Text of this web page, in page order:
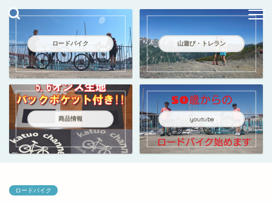
ロードバイク 山遊び・トレラン
商品情報 youtube
ロードバイク